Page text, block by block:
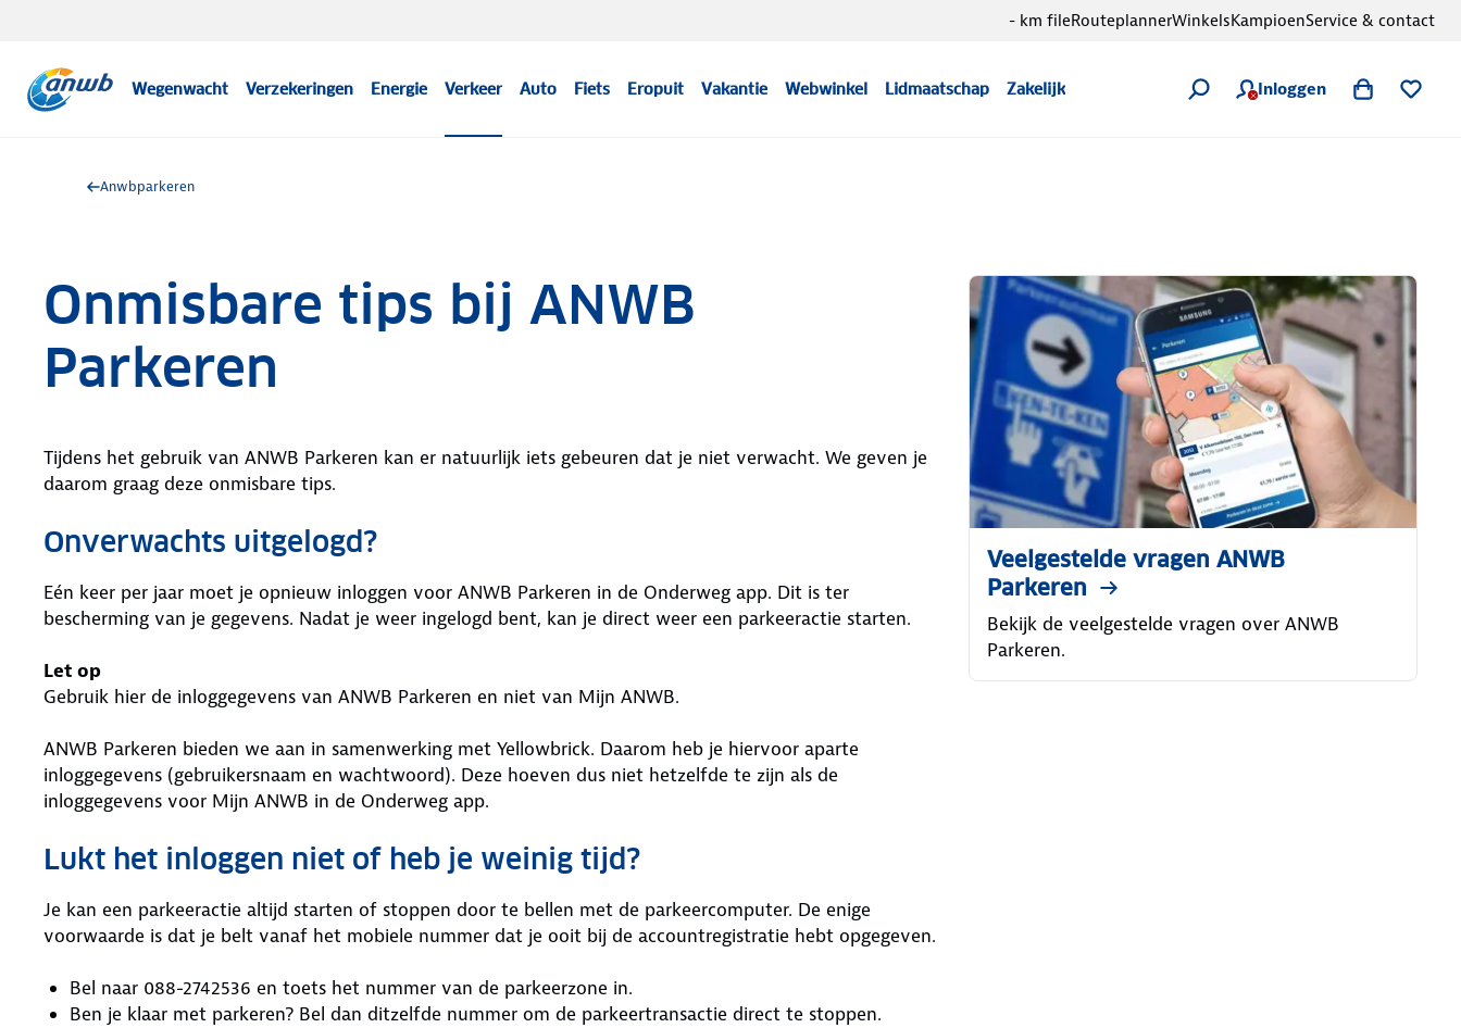
Wegenwacht Verzekeringen Energie Verkeer Auto Fiets Eropuit Vakantie Webwinkel Lidmaatschap Zakelijk Inloggen
- km fileRouteplannerWinkelsKampioenService & contact
Anwbparkeren
Onmisbare tips bij ANWB
Parkeren
Tijdens het gebruik van ANWB Parkeren kan er natuurlijk iets gebeuren dat je niet verwacht. We geven je
daarom graag deze onmisbare tips.
Onverwachts uitgelogd?
Eén keer per jaar moet je opnieuw inloggen voor ANWB Parkeren in de Onderweg app. Dit is ter
bescherming van je gegevens. Nadat je weer ingelogd bent, kan je direct weer een parkeeractie starten.
Let op
Gebruik hier de inloggegevens van ANWB Parkeren en niet van Mijn ANWB.
ANWB Parkeren bieden we aan in samenwerking met Yellowbrick. Daarom heb je hiervoor aparte
inloggegevens (gebruikersnaam en wachtwoord). Deze hoeven dus niet hetzelfde te zijn als de
inloggegevens voor Mijn ANWB in de Onderweg app.
Lukt het inloggen niet of heb je weinig tijd?
Je kan een parkeeractie altijd starten of stoppen door te bellen met de parkeercomputer. De enige
voorwaarde is dat je belt vanaf het mobiele nummer dat je ooit bij de accountregistratie hebt opgegeven.
Bel naar 088-2742536 en toets het nummer van de parkeerzone in.
Ben je klaar met parkeren? Bel dan ditzelfde nummer om de parkeertransactie direct te stoppen.
Veelgestelde vragen ANWB
Parkeren
Bekijk de veelgestelde vragen over ANWB
Parkeren.